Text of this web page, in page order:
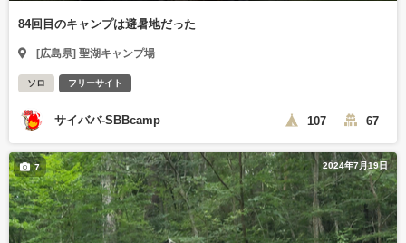
84回目のキャンプは避暑地だった
[広島県] 聖湖キャンプ場
ソロ フリーサイト
サイババ-SBBcamp 107 67
2024年7月19日
7